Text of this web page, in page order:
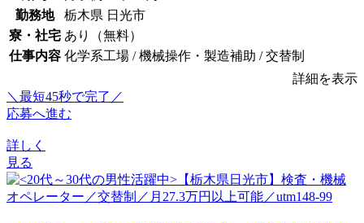
勤務地
栃木県 日光市
寮・社宅 あり（無料）
仕事内容 化学系工場 / 機械操作・製造補助 / 交替制
詳細を表示
＼最短45秒で完了／
応募へ進む
詳しく
見る